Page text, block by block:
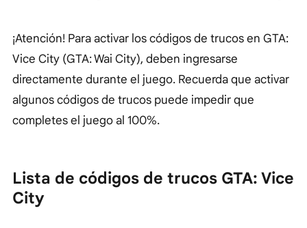
¡Atención! Para activar los códigos de trucos en GTA:
Vice City (GTA: Wai City), deben ingresarse
directamente durante el juego. Recuerda que activar
algunos códigos de trucos puede impedir que
completes el juego al 100%.
Lista de códigos de trucos GTA: Vice
City